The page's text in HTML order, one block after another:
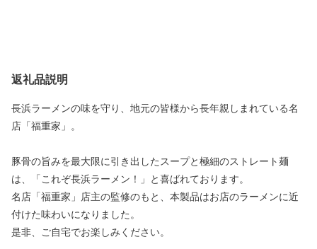
返礼品説明
長浜ラーメンの味を守り、地元の皆様から長年親しまれている名
店「福重家」。
豚骨の旨みを最大限に引き出したスープと極細のストレート麺
は、「これぞ長浜ラーメン！」と喜ばれております。
名店「福重家」店主の監修のもと、本製品はお店のラーメンに近
付けた味わいになりました。
是非、ご自宅でお楽しみください。